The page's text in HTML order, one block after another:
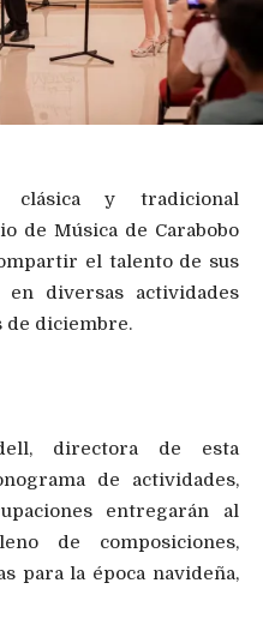
clásica y tradicional
de Música de Carabobo
el talento de sus
en diversas actividades
de diciembre.
directora de esta
de actividades,
entregarán al
de composiciones,
para la época navideña,